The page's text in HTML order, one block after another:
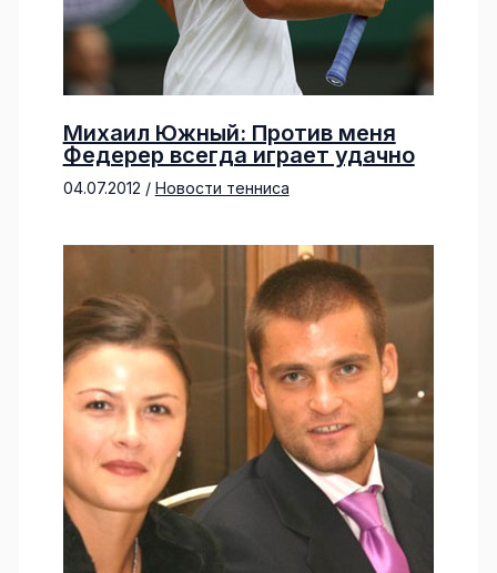
Михаил Южный: Против меня
Федерер всегда играет удачно
04.07.2012 / Новости тенниса